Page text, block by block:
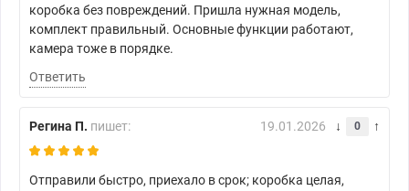
коробка без повреждений. Пришла нужная модель,
комплект правильный. Основные функции работают,
камера тоже в порядке.
Ответить
Регина П. пишет: 19.01.2026 0
Отправили быстро, приехало в срок; коробка целая,